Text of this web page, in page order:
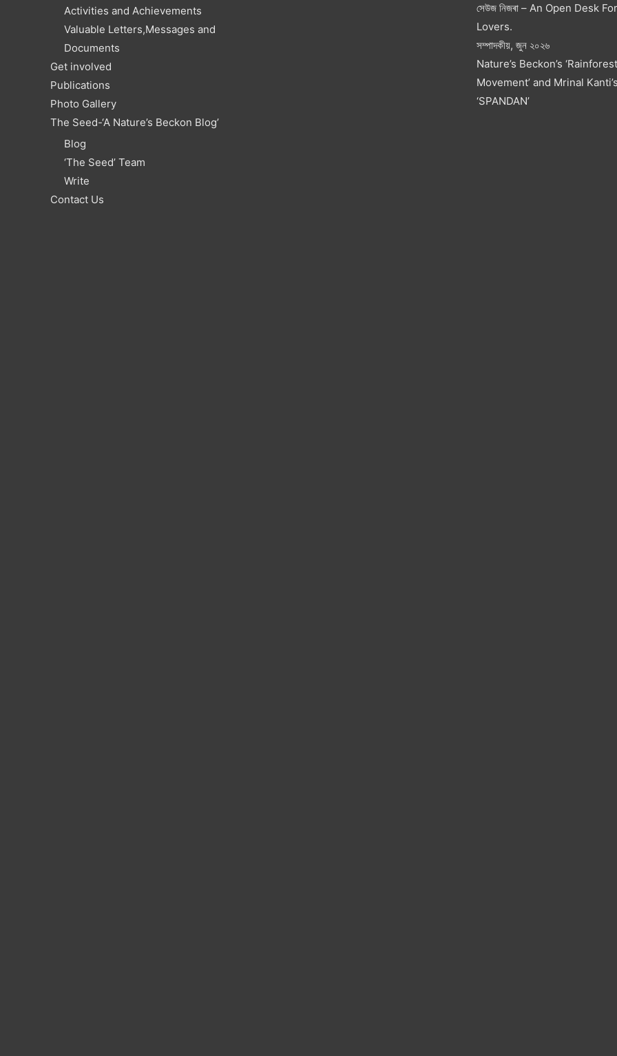
Activities and Achievements
Valuable Letters,Messages and
Documents
Get involved
Publications
Photo Gallery
The Seed-‘A Nature’s Beckon Blog’
Blog
‘The Seed’ Team
Write
Contact Us
সেউজ নিজৰা – An Open Desk
Lovers.
সম্পাদকীয়, জুন ২০২৬
Nature’s Beckon’s ‘Rainforest
Movement’ and Mrinal Kanti’s
‘SPANDAN’